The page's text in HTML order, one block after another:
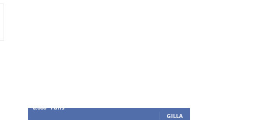
8,660 Fans
GILLA